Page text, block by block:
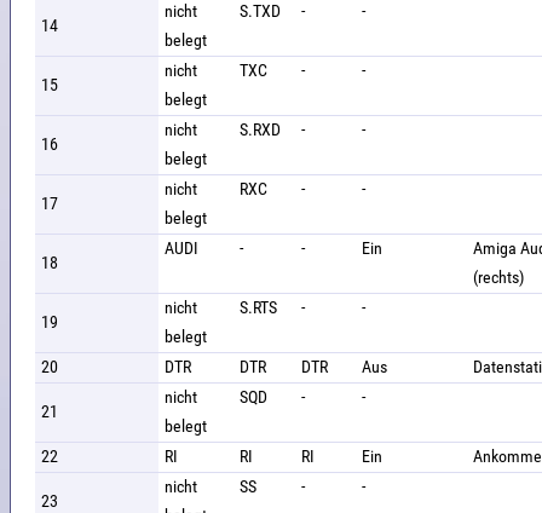
14
nicht
belegt
S.TXD - -
15
nicht
belegt
TXC - -
16
nicht
belegt
S.RXD - -
17
nicht
belegt
RXC - -
18
AUDI - - Ein
Amiga
(rechts)
19
nicht
belegt
S.RTS - -
20 DTR DTR DTR Aus
21
nicht
belegt
SQD - -
22 RI RI RI Ein
23
nicht
SS - -